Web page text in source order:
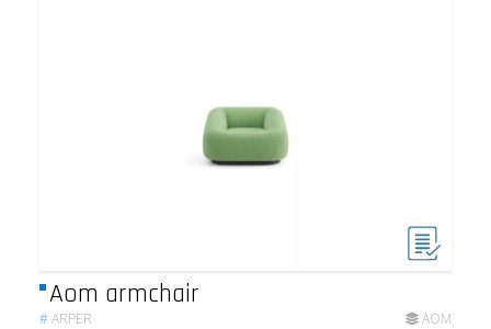
Aom armchair
#ARPER AOM